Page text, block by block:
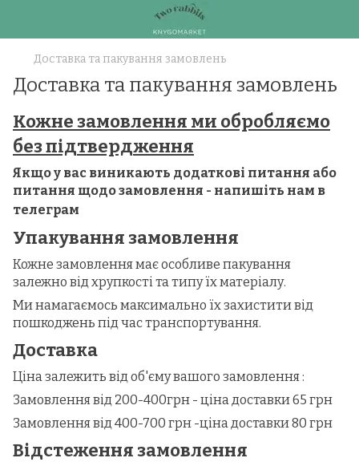
Доставка та пакування замовлень
Доставка та пакування замовлень
Кожне замовлення ми обробляємо
без підтвердження
Якщо у вас виникають додаткові питання або
питання щодо замовлення - напишіть нам в
телеграм
Упакування замовлення
Кожне замовлення має особливе пакування
залежно від хрупкості та типу їх матеріалу.
Ми намагаємось максимально їх захистити від
пошкоджень під час транспортування.
Доставка
Ціна залежить від об'єму вашого замовлення :
Замовлення від 200-400грн - ціна доставки 65 грн
Замовлення від 400-700 грн -ціна доставки 80 грн
Відстеження замовлення